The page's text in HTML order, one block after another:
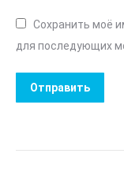
Сохранить моё
для последующих